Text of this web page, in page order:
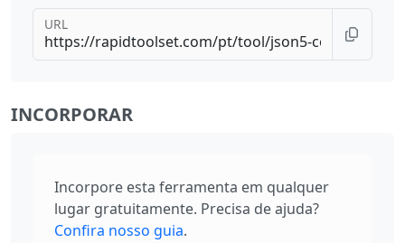
URL
INCORPORAR
Incorpore esta ferramenta em qualquer
lugar gratuitamente. Precisa de ajuda?
Confira nosso guia.